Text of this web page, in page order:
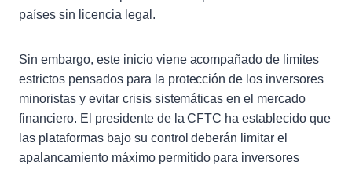
países sin licencia legal.
Sin embargo, este inicio viene acompañado de limites
estrictos pensados para la protección de los inversores
minoristas y evitar crisis sistemáticas en el mercado
financiero. El presidente de la CFTC ha establecido que
las plataformas bajo su control deberán limitar el
apalancamiento máximo permitido para inversores